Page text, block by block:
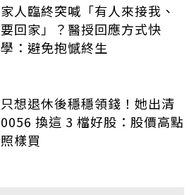
家人臨終突喊「有人來接我、
要回家」？醫授回應方式快
學：避免抱憾終生
只想退休後穩穩領錢！她出清
0056 換這 3 檔好股：股價高點
照樣買